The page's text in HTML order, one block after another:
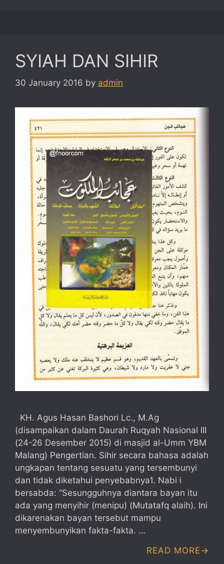
SYIAH DAN SIHIR
30 January 2016 by admin
KH. Agus Hasan Bashori Lc., M.Ag
(disampaikan dalam Daurah Ruqyah Nasional III
(24-26 Desember 2015) di masjid al-Umm YBM
Malang) Pengertian. Sihir secara bahasa adalah
ungkapan tentang sesuatu yang tersembunyi
dan tidak diketahui penyebabnya1. Nabi i
bersabda: “Sesungguhnya diantara bayan itu
ada yang menyihir (menipu) (Mutatafq alaih). Ini
dikarenakan bayan tersebut mampu
menyembunyikan fakta-fakta. …
READ MORE